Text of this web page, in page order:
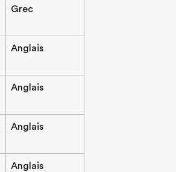
Grec
Anglais
Anglais
Anglais
Anglais